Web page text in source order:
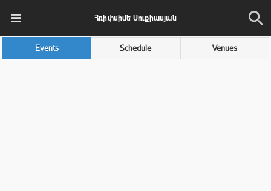
Հռիփսիմե Սուքիասյան
Events Schedule Venues